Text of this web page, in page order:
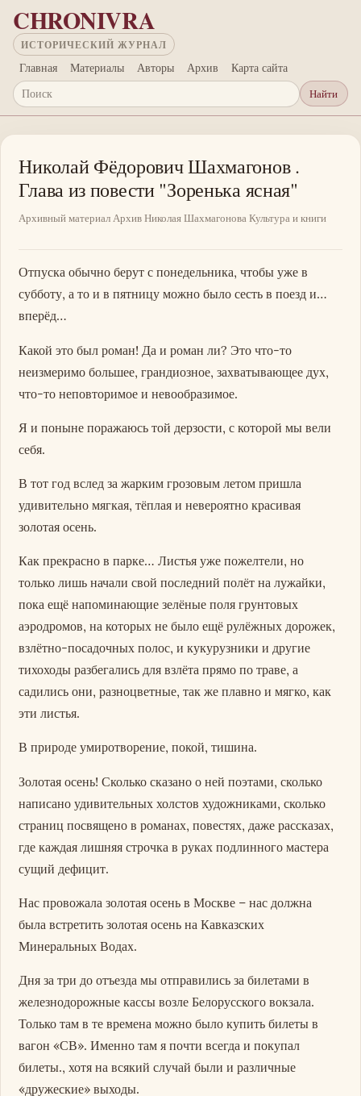
Перейти к основному содержанию
CHRONIVRA
ИСТОРИЧЕСКИЙ ЖУРНАЛ
Главная Материалы Авторы Архив Карта сайта
Поиск
Найти
Николай Фёдорович Шахмагонов .
Глава из повести "Зоренька ясная"
Архивный материал Архив Николая ШахмагоноваКультура и книги
Отпуска обычно берут с понедельника, чтобы уже в
субботу, а то и в пятницу можно было сесть в поезд и…
вперёд…
Какой это был роман! Да и роман ли? Это что-то
неизмеримо большее, грандиозное, захватывающее дух,
что-то неповторимое и невообразимое.
Я и поныне поражаюсь той дерзости, с которой мы вели
себя.
В тот год вслед за жарким грозовым летом пришла
удивительно мягкая, тёплая и невероятно красивая
золотая осень.
Как прекрасно в парке… Листья уже пожелтели, но
только лишь начали свой последний полёт на лужайки,
пока ещё напоминающие зелёные поля грунтовых
аэродромов, на которых не было ещё рулёжных дорожек,
взлётно-посадочных полос, и кукурузники и другие
тихоходы разбегались для взлёта прямо по траве, а
садились они, разноцветные, так же плавно и мягко, как
эти листья.
В природе умиротворение, покой, тишина.
Золотая осень! Сколько сказано о ней поэтами, сколько
написано удивительных холстов художниками, сколько
страниц посвящено в романах, повестях, даже рассказах,
где каждая лишняя строчка в руках подлинного мастера
сущий дефицит.
Нас провожала золотая осень в Москве – нас должна
была встретить золотая осень на Кавказских
Минеральных Водах.
Дня за три до отъезда мы отправились за билетами в
железнодорожные кассы возле Белорусского вокзала.
Только там в те времена можно было купить билеты в
вагон «СВ». Именно там я почти всегда и покупал
билеты., хотя на всякий случай были и различные
«дружеские» выходы.